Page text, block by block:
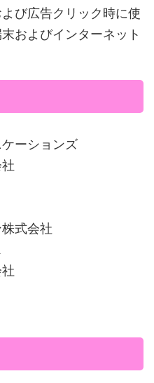
び広告クリック時に使
およびインターネット
ーションズ
式会社